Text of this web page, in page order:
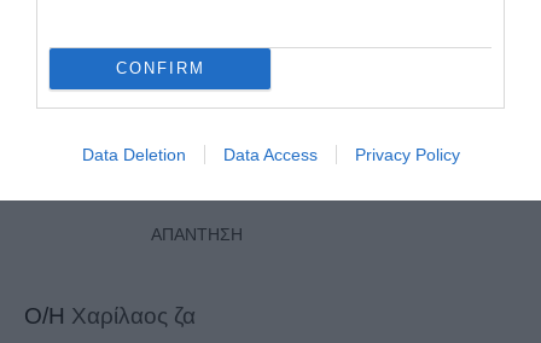
CONFIRM
Data Deletion Data Access Privacy Policy
20/12/2023 στις 12:31
Είναι αλήθεια ότι ο κ. Βουραζερης θέλει να
στην Σταυροπεδια. Κρίμα τα σχέδια δεν θα
ΑΠΆΝΤΗΣΗ
Ο/Η Χαρίλαος ζα